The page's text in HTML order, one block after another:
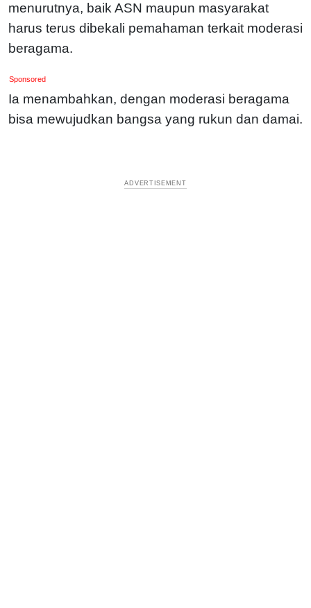
menurutnya, baik ASN maupun masyarakat
harus terus dibekali pemahaman terkait moderasi
beragama.
Sponsored
Ia menambahkan, dengan moderasi beragama
bisa mewujudkan bangsa yang rukun dan damai.